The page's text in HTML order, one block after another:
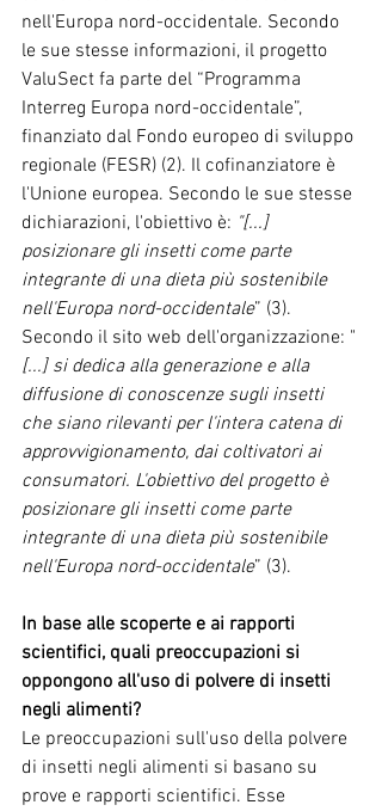
nell'Europa nord-occidentale. Secondo
le sue stesse informazioni, il progetto
ValuSect fa parte del “Programma
Interreg Europa nord-occidentale”,
finanziato dal Fondo europeo di sviluppo
regionale (FESR) (2). Il cofinanziatore è
l'Unione europea. Secondo le sue stesse
dichiarazioni, l'obiettivo è: "[...]
posizionare gli insetti come parte
integrante di una dieta più sostenibile
nell'Europa nord-occidentale” (3).
Secondo il sito web dell'organizzazione: "
[...] si dedica alla generazione e alla
diffusione di conoscenze sugli insetti
che siano rilevanti per l'intera catena di
approvvigionamento, dai coltivatori ai
consumatori. L'obiettivo del progetto è
posizionare gli insetti come parte
integrante di una dieta più sostenibile
nell'Europa nord-occidentale” (3).
In base alle scoperte e ai rapporti
scientifici, quali preoccupazioni si
oppongono all'uso di polvere di insetti
negli alimenti?
Le preoccupazioni sull'uso della polvere
di insetti negli alimenti si basano su
prove e rapporti scientifici. Esse